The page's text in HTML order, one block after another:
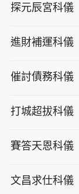
探元辰宮科儀
進財補運科儀
催討債務科儀
打城超拔科儀
賽答天恩科儀
文昌求仕科儀